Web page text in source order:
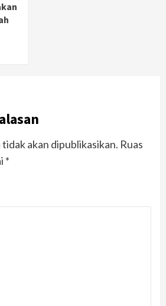
akan dipublikasikan. Ruas
*